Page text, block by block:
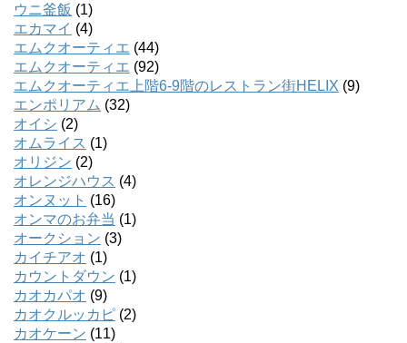
ウニ釜飯 (1)
エカマイ (4)
エムクオーティエ (44)
エムクオーティエ (92)
エムクオーティエ上階6-9階のレストラン街HELIX (9)
エンポリアム (32)
オイシ (2)
オムライス (1)
オリジン (2)
オレンジハウス (4)
オンヌット (16)
オンマのお弁当 (1)
オークション (3)
カイチアオ (1)
カウントダウン (1)
カオカパオ (9)
カオクルッカピ (2)
カオケーン (11)